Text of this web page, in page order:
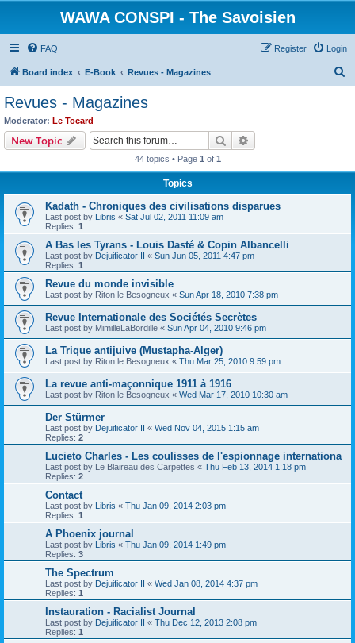
WAWA CONSPI - The Savoisien
FAQ Login
Register
Board index E-Book Revues - Magazines
Revues - Magazines
Moderator: Le Tocard
New Topic Search
44 topics • Page 1 of 1
Topics
Kadath - Chroniques des civilisations disparues
Last post by Libris « Sat Jul 02, 2011 11:09 am
Replies: 1
A Bas les Tyrans - Louis Dasté & Copin Albancelli
Last post by Dejuificator II « Sun Jun 05, 2011 4:47 pm
Replies: 1
Revue du monde invisible
Last post by Riton le Besogneux « Sun Apr 18, 2010 7:38 pm
Revue Internationale des Sociétés Secrètes
Last post by MimilleLaBordille « Sun Apr 04, 2010 9:46 pm
La Trique antijuive (Mustapha-Alger)
Last post by Riton le Besogneux « Thu Mar 25, 2010 9:59 pm
La revue anti-maçonnique 1911 à 1916
Last post by Riton le Besogneux « Wed Mar 17, 2010 10:30 am
Der Stürmer
Last post by Dejuificator II « Wed Nov 04, 2015 1:15 am
Replies: 2
Lucieto Charles - Les coulisses de l'espionnage internationa
Last post by Le Blaireau des Carpettes « Thu Feb 13, 2014 1:18 pm
Replies: 2
Contact
Last post by Libris « Thu Jan 09, 2014 2:03 pm
Replies: 1
A Phoenix journal
Last post by Libris « Thu Jan 09, 2014 1:49 pm
Replies: 3
The Spectrum
Last post by Dejuificator II « Wed Jan 08, 2014 4:37 pm
Replies: 1
Instauration - Racialist Journal
Last post by Dejuificator II « Thu Dec 12, 2013 2:08 pm
Replies: 1